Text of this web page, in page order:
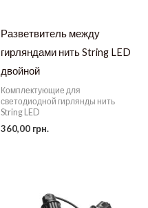
Разветвитель между
гирляндами нить String LED
двойной
Комплектующие для
светодиодной гирлянды нить
String LED
360,00 грн.